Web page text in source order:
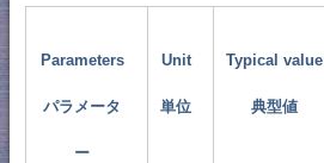
Parameters
パラメータ
ー
Unit
単位
Typical value
典型値